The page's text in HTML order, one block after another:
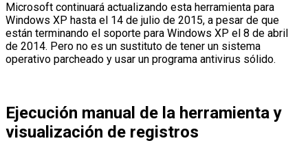
Microsoft continuará actualizando esta herramienta para
Windows XP hasta el 14 de julio de 2015, a pesar de que
están terminando el soporte para Windows XP el 8 de abril
de 2014. Pero no es un sustituto de tener un sistema
operativo parcheado y usar un programa antivirus sólido.
Ejecución manual de la herramienta y
visualización de registros